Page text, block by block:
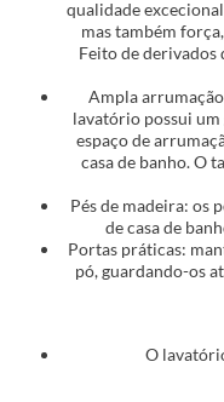
qualidade
mas também
Feito de derivados
Ampla
lavatório possui
espaço de
casa de banho. O
Pés de madeira: os
de casa de
Portas práticas:
pó, guardando-os
O